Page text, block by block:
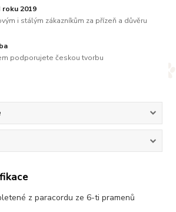
roku 2019
i stálým zákazníkům za přízeň a důvěru
podporujete českou tvorbu
z paracordu ze 6-ti pramenů